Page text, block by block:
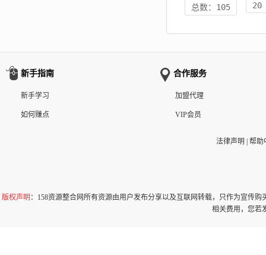
总数：105 20
新手指南
新手学习
如何赚点
合作服务
加盟代理
VIP会员
法律声明 帮助
版权声明 ：158资源整合网所有资源由用户发布分享以及互联网转载，只作为宣传
相关费用，您若